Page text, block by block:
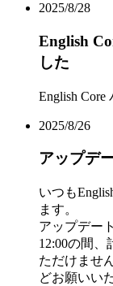
2025/8/28
English
した
English
2025/8/26
アップデ
いつも
ます。
アップデー
12:00の間
ただけませ
どお願いい